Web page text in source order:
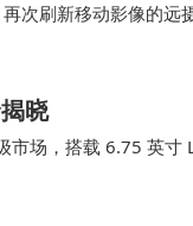
次刷新移动影像的远
光影场景下的成…
晓
市场，搭载 6.75 英寸